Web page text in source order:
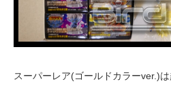
スーパーレア(ゴールドカラーver.)